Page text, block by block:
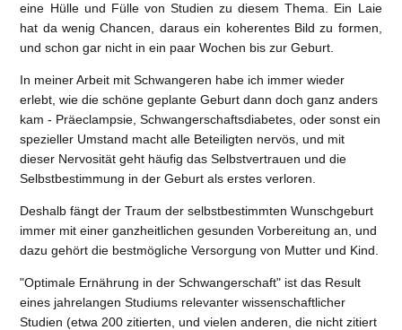
eine Hülle und Fülle von Studien zu diesem Thema. Ein Laie
hat da wenig Chancen, daraus ein koherentes Bild zu formen,
und schon gar nicht in ein paar Wochen bis zur Geburt.
In meiner Arbeit mit Schwangeren habe ich immer wieder
erlebt, wie die schöne geplante Geburt dann doch ganz anders
kam - Präeclampsie, Schwangerschaftsdiabetes, oder sonst ein
spezieller Umstand macht alle Beteiligten nervös, und mit
dieser Nervosität geht häufig das Selbstvertrauen und die
Selbstbestimmung in der Geburt als erstes verloren.
Deshalb fängt der Traum der selbstbestimmten Wunschgeburt
immer mit einer ganzheitlichen gesunden Vorbereitung an, und
dazu gehört die bestmögliche Versorgung von Mutter und Kind.
"Optimale Ernährung in der Schwangerschaft" ist das Result
eines jahrelangen Studiums relevanter wissenschaftlicher
Studien (etwa 200 zitierten, und vielen anderen, die nicht zitiert